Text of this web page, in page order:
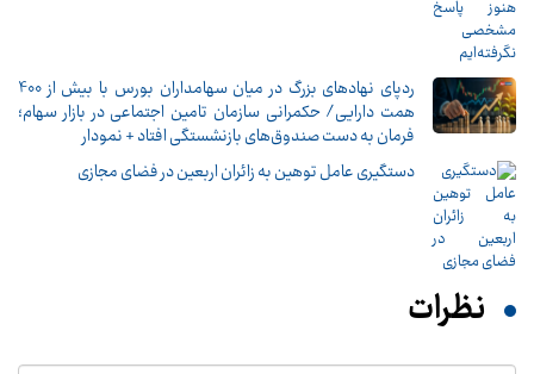
ردپای نهادهای بزرگ در میان سهامداران بورس با بیش از 400
همت دارایی/ حکمرانی سازمان تامین اجتماعی در بازار سهام؛
فرمان به دست صندوق‌های بازنشستگی افتاد + نمودار
دستگیری عامل توهین به زائران اربعین در فضای مجازی
نظرات